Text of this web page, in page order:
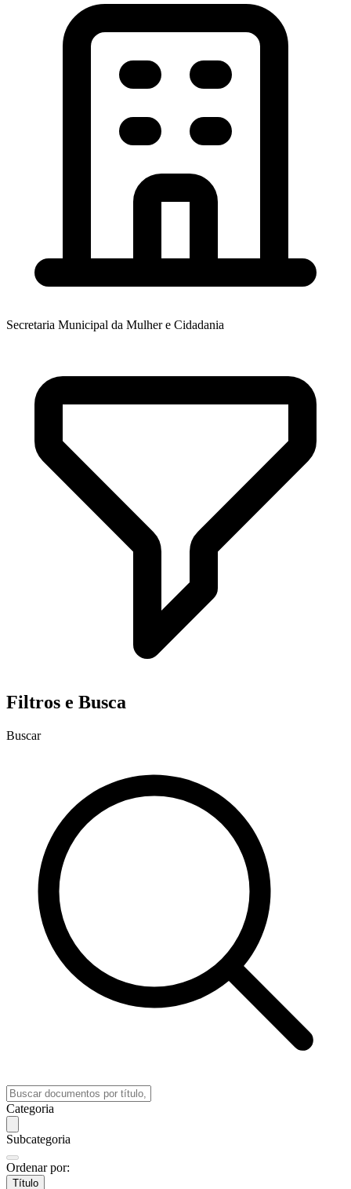
Secretaria Municipal da Mulher e Cidadania
Filtros e Busca
Buscar
Categoria
Subcategoria
Ordenar por:
Título